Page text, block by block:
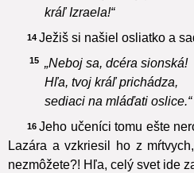
kráľ Izraela!“
14 Ježiš si našiel osliatko a
15
„Neboj sa, dcéra sionská!
Hľa, tvoj kráľ prichádza,
sediaci na mláďati oslice.“
16 Jeho učeníci tomu ešte
Lazára a vzkriesil ho z
nezmôžete?! Hľa, celý svet ide